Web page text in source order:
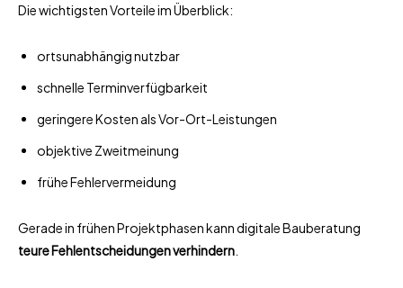
Die wichtigsten Vorteile im Überblick:
ortsunabhängig nutzbar
schnelle Terminverfügbarkeit
geringere Kosten als Vor-Ort-Leistungen
objektive Zweitmeinung
frühe Fehlervermeidung
Gerade in frühen Projektphasen kann digitale Bauberatung
teure Fehlentscheidungen verhindern